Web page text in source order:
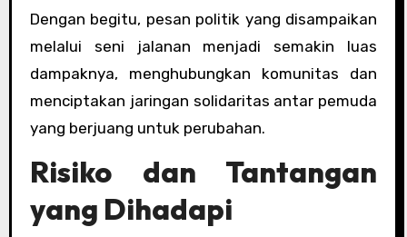
Dengan begitu, pesan politik yang disampaikan
melalui seni jalanan menjadi semakin luas
dampaknya, menghubungkan komunitas dan
menciptakan jaringan solidaritas antar pemuda
yang berjuang untuk perubahan.
Risiko dan Tantangan
yang Dihadapi